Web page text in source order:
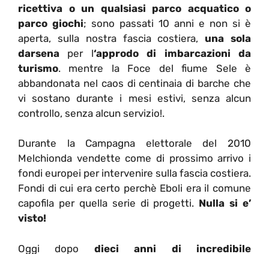
ricettiva o un qualsiasi parco acquatico o
parco giochi; sono passati 10 anni e non si è
aperta, sulla nostra fascia costiera, una sola
darsena per l‘approdo di imbarcazioni da
turismo. mentre la Foce del fiume Sele è
abbandonata nel caos di centinaia di barche che
vi sostano durante i mesi estivi, senza alcun
controllo, senza alcun servizio!.
Durante la Campagna elettorale del 2010
Melchionda vendette come di prossimo arrivo i
fondi europei per intervenire sulla fascia costiera.
Fondi di cui era certo perchè Eboli era il comune
capofila per quella serie di progetti. Nulla si e’
visto!
Oggi dopo dieci anni di incredibile